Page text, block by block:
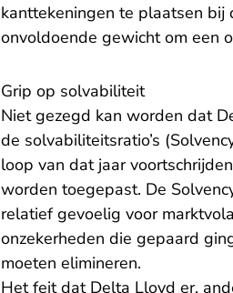
kanttekeningen te plaatsen bij
onvoldoende gewicht om een
Grip op solvabiliteit
Niet gezegd kan worden dat
de solvabiliteitsratio’s
loop van dat jaar
worden toegepast. De
relatief gevoelig voor
onzekerheden die gepaard
moeten elimineren.
Het feit dat Delta Lloyd er,